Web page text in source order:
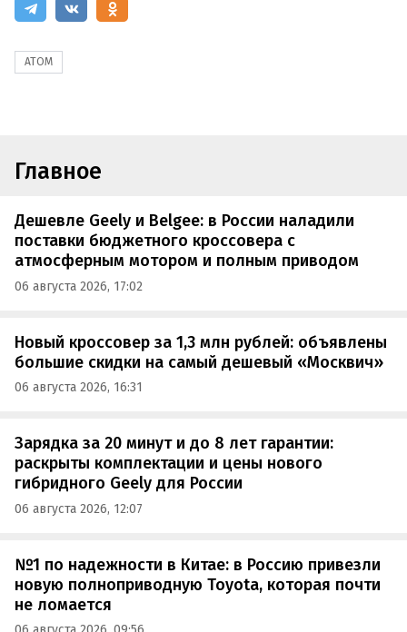
АТОМ
Главное
Дешевле Geely и Belgee: в России наладили
поставки бюджетного кроссовера с
атмосферным мотором и полным приводом
06 августа 2026, 17:02
Новый кроссовер за 1,3 млн рублей: объявлены
большие скидки на самый дешевый «Москвич»
06 августа 2026, 16:31
Зарядка за 20 минут и до 8 лет гарантии:
раскрыты комплектации и цены нового
гибридного Geely для России
06 августа 2026, 12:07
№1 по надежности в Китае: в Россию привезли
новую полноприводную Toyota, которая почти
не ломается